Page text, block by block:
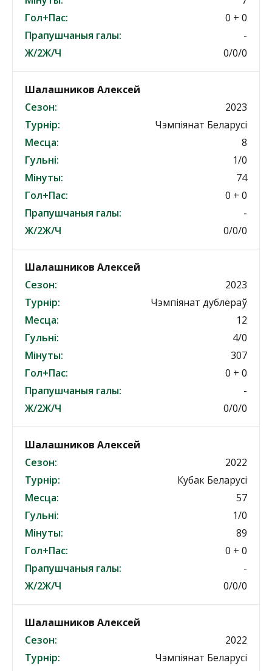
Гол+Пас:
0 + 0
Прапушчаныя галы:
-
Ж/2Ж/Ч
0/0/0
Шалашников Алексей
Сезон:
2023
Турнір:
Чэмпіянат Беларусі
Месца:
8
Гульні:
1/0
Мінуты:
74
Гол+Пас:
0 + 0
Прапушчаныя галы:
-
Ж/2Ж/Ч
0/0/0
Шалашников Алексей
Сезон:
2023
Турнір:
Чэмпіянат дублёраў
Месца:
12
Гульні:
4/0
Мінуты:
307
Гол+Пас:
0 + 0
Прапушчаныя галы:
-
Ж/2Ж/Ч
0/0/0
Шалашников Алексей
Сезон:
2022
Турнір:
Кубак Беларусі
Месца:
57
Гульні:
1/0
Мінуты:
89
Гол+Пас:
0 + 0
Прапушчаныя галы:
-
Ж/2Ж/Ч
0/0/0
Шалашников Алексей
Сезон:
2022
Турнір:
Чэмпіянат Беларусі